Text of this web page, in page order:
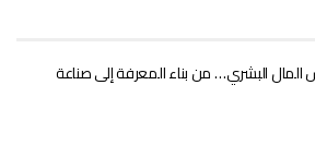
المال البشري… من بناء المعرفة إلى صناعة